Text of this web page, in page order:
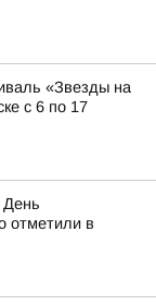
«Звезды на
с 6 по 17
отметили в